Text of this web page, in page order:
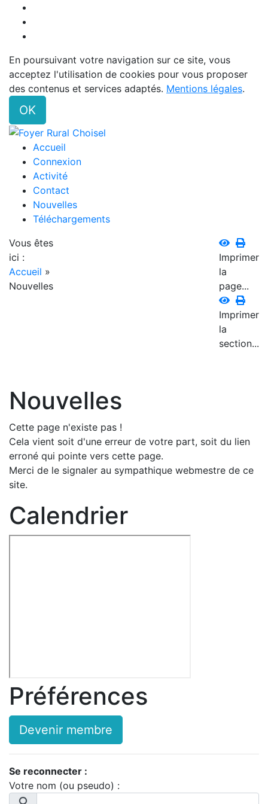
En poursuivant votre navigation sur ce site, vous
acceptez l'utilisation de cookies pour vous proposer
des contenus et services adaptés. Mentions légales.
OK
Accueil
Connexion
Activité
Contact
Nouvelles
Téléchargements
Vous êtes
ici :
Accueil »
Nouvelles
Imprimer
la
page...
Imprimer
la
section...
Nouvelles
Cette page n'existe pas !
Cela vient soit d'une erreur de votre part, soit du lien
erroné qui pointe vers cette page.
Merci de le signaler au sympathique webmestre de ce
site.
Calendrier
Préférences
Devenir membre
Se reconnecter :
Votre nom (ou pseudo) :